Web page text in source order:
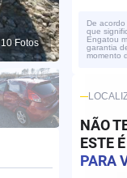
10 Fotos
De
que
Engatou
garantia
momento
NÃO
ESTE
PARA